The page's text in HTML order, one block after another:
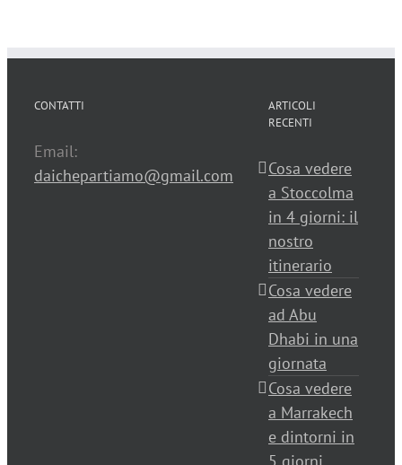
CONTATTI
Email:
daichepartiamo@gmail.com
ARTICOLI
RECENTI
Cosa vedere
a Stoccolma
in 4 giorni: il
nostro
itinerario
Cosa vedere
ad Abu
Dhabi in una
giornata
Cosa vedere
a Marrakech
e dintorni in